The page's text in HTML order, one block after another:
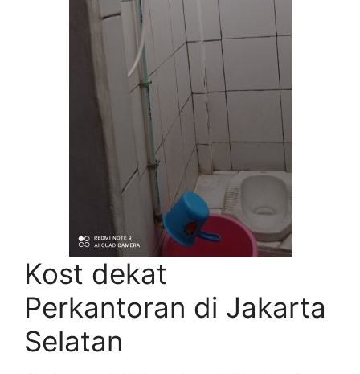
Kost dekat
Perkantoran di Jakarta
Selatan